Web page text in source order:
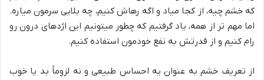
که خشم چیه، از کجا میاد و اگه رهاش کنیم، چه بلایی سرمون میاره.
اما مهم تر از همه، یاد گرفتیم که چطور میتونیم این اژدهای درون رو
رام کنیم و از قدرتش به نفع خودمون استفاده کنیم.
از تعریف خشم به عنوان یه احساس طبیعی و نه لزوماً بد یا خوب